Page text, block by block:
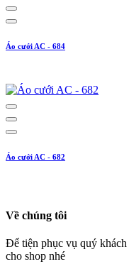
Áo cưới AC - 684
Áo cưới AC - 682
Về chúng tôi
Để tiện phục vụ quý
cho shop nhé